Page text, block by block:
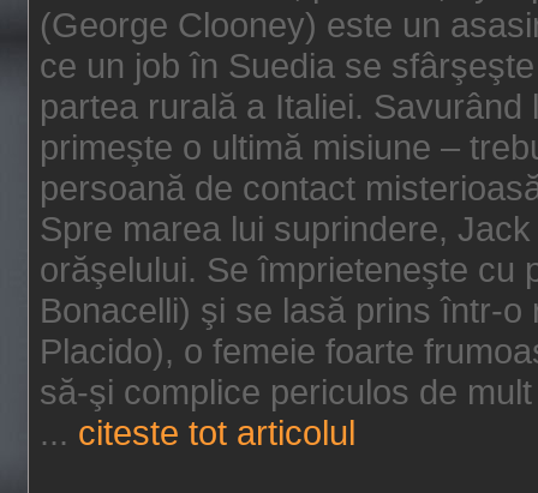
(George Clooney) este un
ce un job în Suedia se
partea rurală a Italiei.
primeşte o ultimă misiune –
persoană de contact
Spre marea lui suprindere,
orăşelului. Se împrieteneşte cu
Bonacelli) şi se lasă prins într-
Placido), o femeie foarte
să-şi complice periculos de
... citeste tot articolul